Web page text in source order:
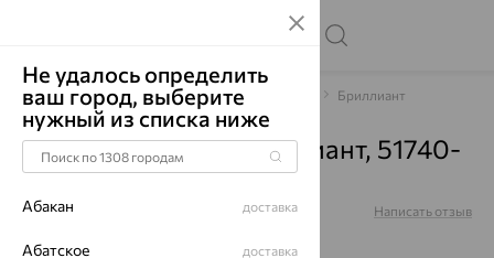
Главная Каталог Браслеты декоративные Бриллиант
Браслет, золото, бриллиант, 51740-
151-00-170
Артикул:
Написать отзыв
Не удалось определить
ваш город, выберите
нужный из списка ниже
Абакан доставка
Абатское доставка